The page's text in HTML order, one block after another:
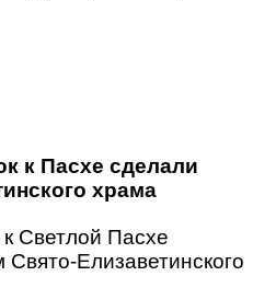
к Пасхе сделали
храма
Светлой Пасхе
Елизаветинского